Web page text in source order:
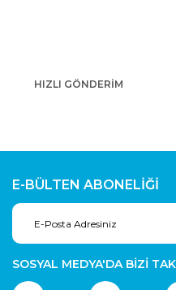
HIZLI GÖNDERİM
E-BÜLTEN ABONELİĞİ
SOSYAL MEDYA'DA BİZİ